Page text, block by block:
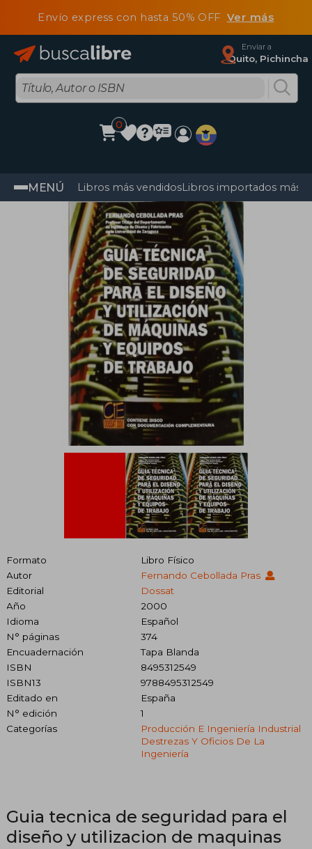
Envío express con hasta 50% OFF Ver más
Enviar a
Quito, Pichincha
0
MENÚ Libros más vendidosLibros importados más
Formato
Libro Físico
Autor
Fernando Cebollada Pras
Editorial
Dossat
Año
2000
Idioma
Español
N° páginas
374
Encuadernación
Tapa Blanda
ISBN
8495312549
ISBN13
9788495312549
Editado en
España
N° edición
1
Categorías
Producción E Ingeniería Industrial
Destrezas Y Oficios De La
Ingeniería
Guia tecnica de seguridad para el
diseño y utilizacion de maquinas